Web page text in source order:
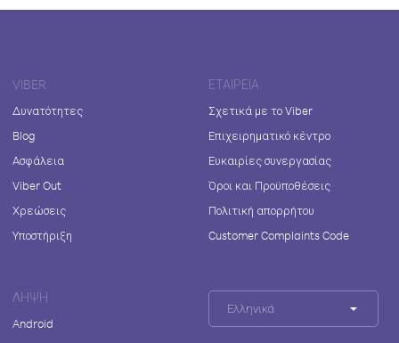
VIBER
Δυνατότητες
Blog
Ασφάλεια
Viber Out
Χρεώσεις
Υποστήριξη
ΕΤΑΙΡΕΊΑ
Σχετικά με το Viber
Επιχειρηματικό κέντρο
Ευκαιρίες συνεργασίας
Όροι και Προϋποθέσεις
Πολιτική απορρήτου
Customer Complaints Code
ΛΉΨΗ
Android
Ελληνικά